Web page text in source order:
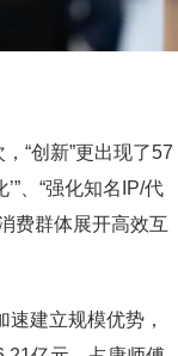
“创新”更出现了57
、“强化知名IP/代
费群体展开高效互
建立规模优势，